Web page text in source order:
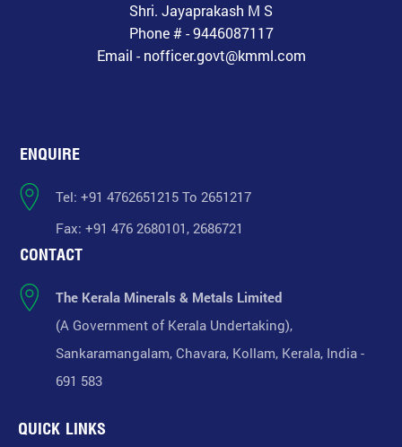
Shri. Jayaprakash M S
Phone # - 9446087117
Email - nofficer.govt@kmml.com
ENQUIRE
Tel: +91 4762651215 To 2651217
Fax: +91 476 2680101, 2686721
CONTACT
The Kerala Minerals & Metals Limited
(A Government of Kerala Undertaking),
Sankaramangalam, Chavara, Kollam, Kerala, India -
691 583
QUICK LINKS